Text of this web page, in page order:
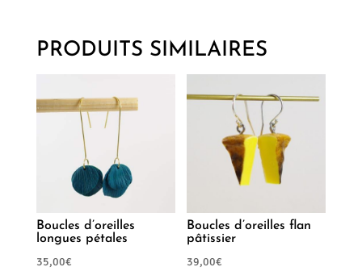
PRODUITS SIMILAIRES
Boucles d’oreilles
longues pétales
35,00€
Boucles d’oreilles flan
pâtissier
39,00€